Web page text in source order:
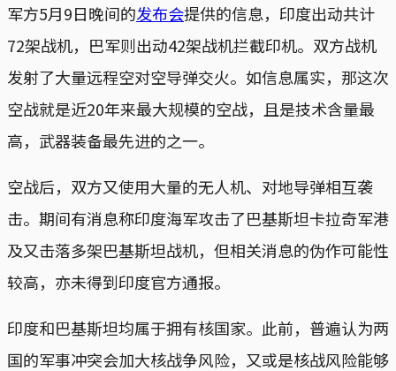
军方5月9日晚间的发布会提供的信息，印度出动共计
72架战机，巴军则出动42架战机拦截印机。双方战机
发射了大量远程空对空导弹交火。如信息属实，那这次
空战就是近20年来最大规模的空战，且是技术含量最
高，武器装备最先进的之一。
空战后，双方又使用大量的无人机、对地导弹相互袭
击。期间有消息称印度海军攻击了巴基斯坦卡拉奇军港
及又击落多架巴基斯坦战机，但相关消息的伪作可能性
较高，亦未得到印度官方通报。
印度和巴基斯坦均属于拥有核国家。此前，普遍认为两
国的军事冲突会加大核战争风险，又或是核战风险能够